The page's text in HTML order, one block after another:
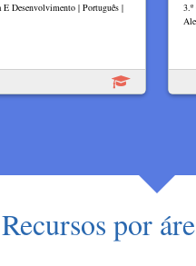
E Desenvolvimento | Português |
Recursos por